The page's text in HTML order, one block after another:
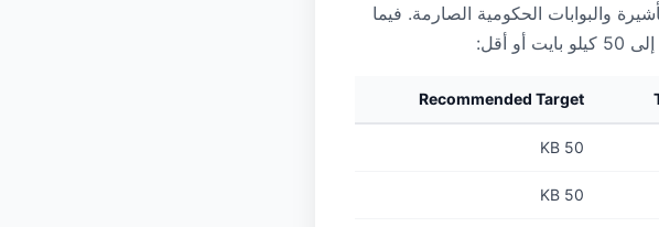
والبوابات الحكومية الصارمة. فيما
أقل:
Recommended Target
50 KB
50 KB